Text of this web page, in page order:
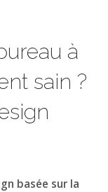
à
sain ?
basée sur la